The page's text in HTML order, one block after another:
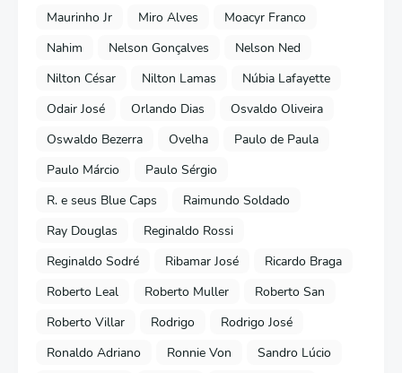
Maurinho Jr
Miro Alves
Moacyr Franco
Nahim
Nelson Gonçalves
Nelson Ned
Nilton César
Nilton Lamas
Núbia Lafayette
Odair José
Orlando Dias
Osvaldo Oliveira
Oswaldo Bezerra
Ovelha
Paulo de Paula
Paulo Márcio
Paulo Sérgio
R. e seus Blue Caps
Raimundo Soldado
Ray Douglas
Reginaldo Rossi
Reginaldo Sodré
Ribamar José
Ricardo Braga
Roberto Leal
Roberto Muller
Roberto San
Roberto Villar
Rodrigo
Rodrigo José
Ronaldo Adriano
Ronnie Von
Sandro Lúcio